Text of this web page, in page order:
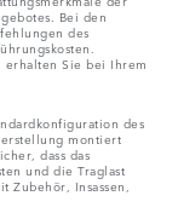
Bei den
des
Sie bei Ihrem
des
montiert
dass das
und die Traglast
Zubehör, Insassen,